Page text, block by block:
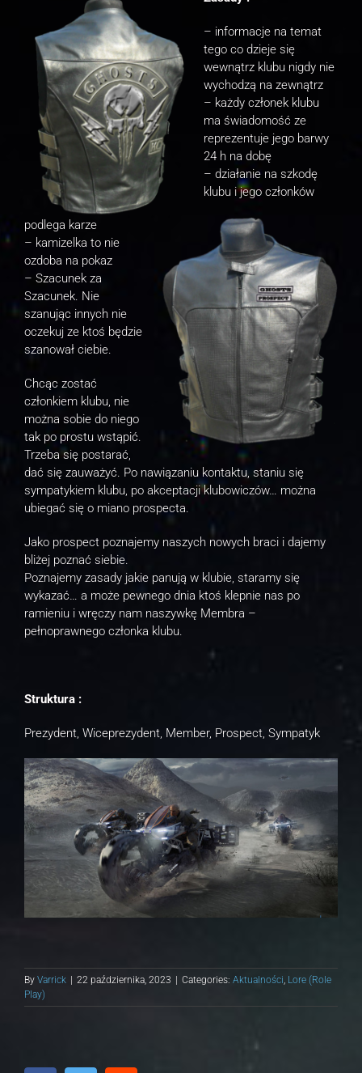
– informacje na temat
tego co dzieje się
wewnątrz klubu nigdy nie
wychodzą na zewnątrz
– każdy członek klubu
ma świadomość ze
reprezentuje jego barwy
24 h na dobę
– działanie na szkodę
klubu i jego członków
podlega karze
– kamizelka to nie
ozdoba na pokaz
– Szacunek za
Szacunek. Nie
szanując innych nie
oczekuj ze ktoś będzie
szanował ciebie.
Chcąc zostać
członkiem klubu, nie
można sobie do niego
tak po prostu wstąpić.
Trzeba się postarać,
dać się zauważyć. Po nawiązaniu kontaktu, staniu się
sympatykiem klubu, po akceptacji klubowiczów… można
ubiegać się o miano prospecta.
Jako prospect poznajemy naszych nowych braci i dajemy
bliżej poznać siebie.
Poznajemy zasady jakie panują w klubie, staramy się
wykazać… a może pewnego dnia ktoś klepnie nas po
ramieniu i wręczy nam naszywkę Membra –
pełnoprawnego członka klubu.
Struktura :
Prezydent, Wiceprezydent, Member, Prospect, Sympatyk
By Varrick 22 października, 2023 Categories: Aktualności, Lore (Role
Play)